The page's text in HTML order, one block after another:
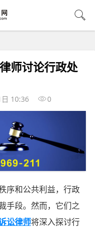
师讨论行政处
10:36 0
和公共利益，行政
手段。然而，它们之
讼律师将深入探讨行